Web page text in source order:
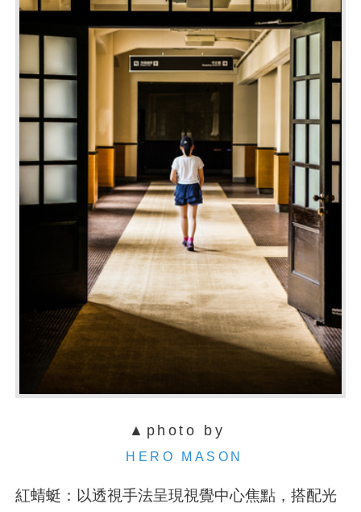
▲photo by
HERO MASON
紅蜻蜓：以透視手法呈現視覺中心焦點，搭配光